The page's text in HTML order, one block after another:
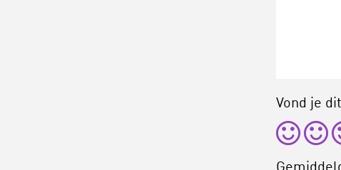
Vond je